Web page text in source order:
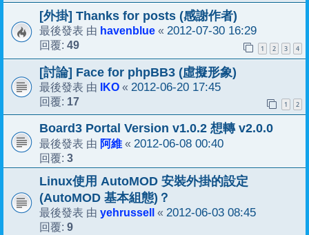
[外掛] Thanks for posts (感謝作者)
最後發表 由 havenblue « 2012-07-30 16:29
回覆: 49 1 2 3 4
[討論] Face for phpBB3 (虛擬形象)
最後發表 由 IKO « 2012-06-20 17:45
回覆: 17 1 2
Board3 Portal Version v1.0.2 想轉 v2.0.0
最後發表 由 阿維 « 2012-06-08 00:40
回覆: 3
Linux使用 AutoMOD 安裝外掛的設定
(AutoMOD 基本組態)？
最後發表 由 yehrussell « 2012-06-03 08:45
回覆: 9